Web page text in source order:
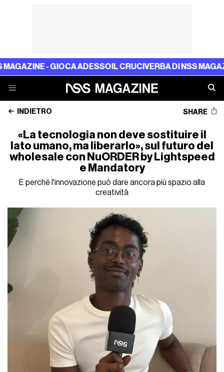
- GIOCA ADESSOIL CRUCIVERBA DI NSS MAGAZINE -
INDIETRO SHARE
«La tecnologia non deve sostituire il
lato umano, ma liberarlo», sul futuro del
wholesale con NuORDER by Lightspeed
e Mandatory
E perché l'innovazione può dare ancora più spazio alla
creatività